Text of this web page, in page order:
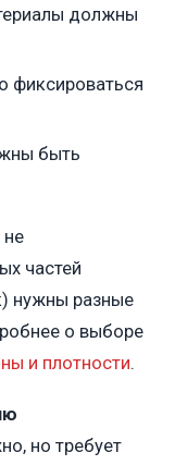
должны
фиксироваться
быть
не
частей
нужны разные
о выборе
и плотности.
но требует